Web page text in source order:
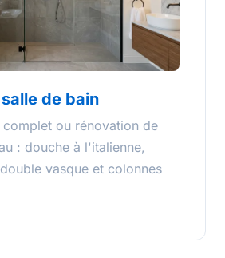
de bain
complet ou rénovation de
: douche à l'italienne,
vasque et colonnes